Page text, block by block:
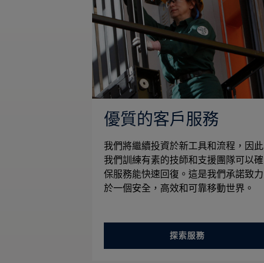
優質的客戶服務
我們將繼續投資於新工具和流程，因此
我們訓練有素的技師和支援團隊可以確
保服務能快速回復。這是我們承諾致力
於一個安全，高效和可靠移動世界。
探索服務